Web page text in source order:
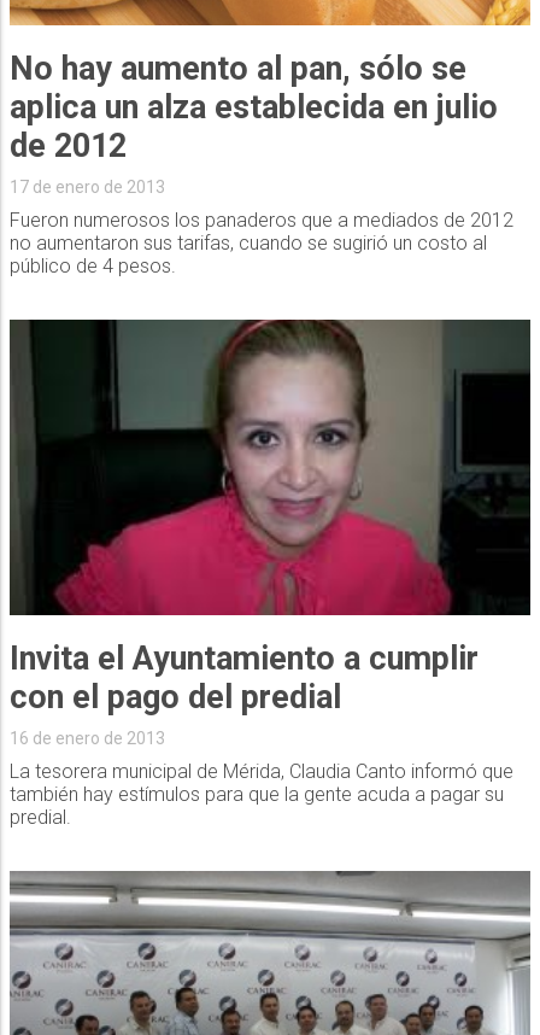
No hay aumento al pan, sólo se
aplica un alza establecida en julio
de 2012
17 de enero de 2013
Fueron numerosos los panaderos que a mediados de 2012
no aumentaron sus tarifas, cuando se sugirió un costo al
público de 4 pesos.
Invita el Ayuntamiento a cumplir
con el pago del predial
16 de enero de 2013
La tesorera municipal de Mérida, Claudia Canto informó que
también hay estímulos para que la gente acuda a pagar su
predial.